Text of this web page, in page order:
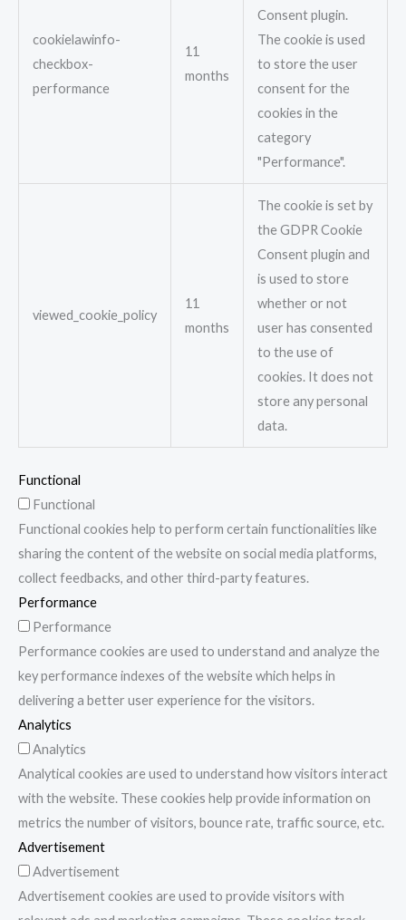
cookielawinfo-
checkbox-
performance
11
months
Consent plugin.
The cookie is used
to store the user
consent for the
cookies in the
category
"Performance".
viewed_cookie_policy
11
months
The cookie is set by
the GDPR Cookie
Consent plugin and
is used to store
whether or not
user has consented
to the use of
cookies. It does not
store any personal
data.
Functional
Functional
Functional cookies help to perform certain functionalities like
sharing the content of the website on social media platforms,
collect feedbacks, and other third-party features.
Performance
Performance
Performance cookies are used to understand and analyze the
key performance indexes of the website which helps in
delivering a better user experience for the visitors.
Analytics
Analytics
Analytical cookies are used to understand how visitors interact
with the website. These cookies help provide information on
metrics the number of visitors, bounce rate, traffic source, etc.
Advertisement
Advertisement
Advertisement cookies are used to provide visitors with